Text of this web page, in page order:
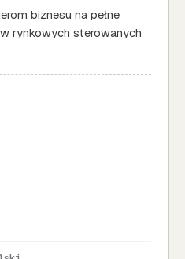
biznesu na pełne
rynkowych sterowanych